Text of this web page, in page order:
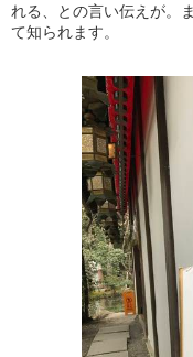
れる、との言い伝えが。
て知られます。